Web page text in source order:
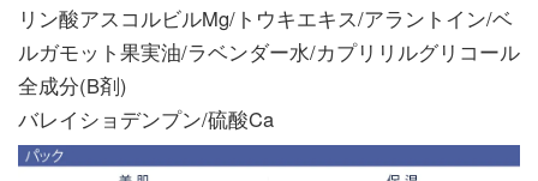
リン酸アスコルビルMg/トウキエキス/アラントイン/ベ
ルガモット果実油/ラベンダー水/カプリリルグリコール
全成分(B剤)
バレイショデンプン/硫酸Ca